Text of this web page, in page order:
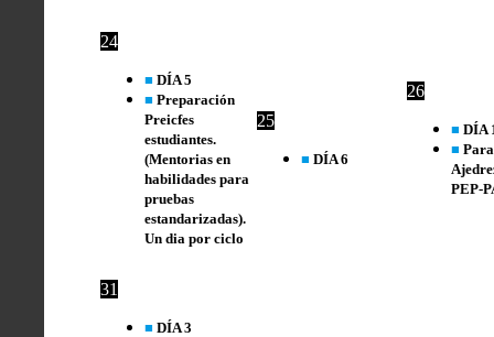
24
■ DÍA 5
■ Preparación
Preicfes
estudiantes.
(Mentorias en
habilidades para
pruebas
estandarizadas).
Un dia por ciclo
25
■ DÍA 6
26
■ DÍA
■
PEP-
31
■ DÍA 3